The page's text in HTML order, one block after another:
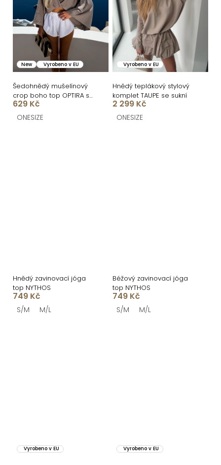
New Vyrobeno v EU
Šedohnědý mušelínový
crop boho top OPTIRA s
dlouhým rukávem
629 Kč
ONESIZE
Vyrobeno v EU
Hnědý teplákový stylový
komplet TAUPE se sukní
2 299 Kč
ONESIZE
Hnědý zavinovací jóga
top NYTHOS
749 Kč
S/M M/L
Béžový zavinovací jóga
top NYTHOS
749 Kč
S/M M/L
Vyrobeno v EU Vyrobeno v EU